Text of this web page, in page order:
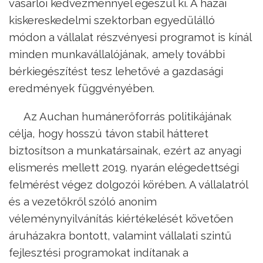
vásárlói kedvezménnyel egészül ki. A hazai
kiskereskedelmi szektorban egyedülálló
módon a vállalat részvényesi programot is kínál
minden munkavállalójának, amely további
bérkiegészítést tesz lehetővé a gazdasági
eredmények függvényében.
Az Auchan humánerőforrás politikájának
célja, hogy hosszú távon stabil hátteret
biztosítson a munkatársainak, ezért az anyagi
elismerés mellett 2019. nyarán elégedettségi
felmérést végez dolgozói körében. A vállalatról
és a vezetőkről szóló anonim
véleménynyilvánítás kiértékelését követően
áruházakra bontott, valamint vállalati szintű
fejlesztési programokat indítanak a